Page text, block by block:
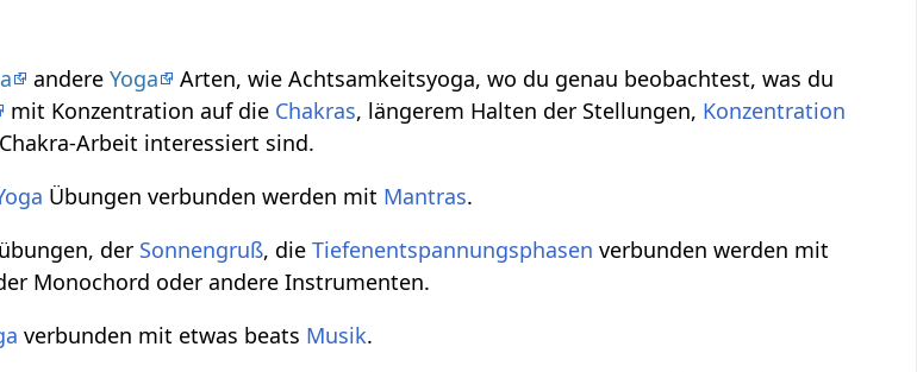
andereYoga
Arten, wie Achtsamkeitsyoga, wo du genau beobachtest, was du
mit Konzentration auf die Chakras, längerem Halten der Stellungen, Konzentration
Arbeit interessiert sind.
Übungen verbunden werden mit Mantras.
der Sonnengruß, dieTiefenentspannungsphasen verbunden werden mit
Monochord oder andere Instrumenten.
verbunden mit etwas beats Musik.